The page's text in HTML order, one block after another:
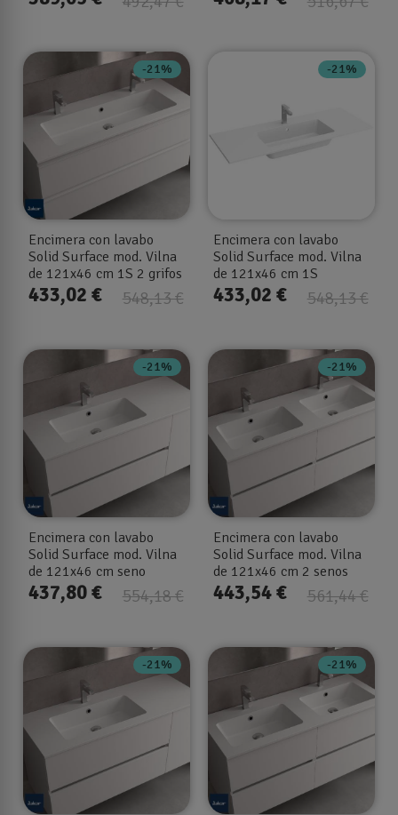
-21%
Encimera con lavabo
Solid Surface mod. Vilna
de 121x46 cm 1S 2 grifos
548,13 €
433,02 €
-21%
Encimera con lavabo
Solid Surface mod. Vilna
de 121x46 cm 1S
548,13 €
433,02 €
-21%
Encimera con lavabo
Solid Surface mod. Vilna
de 121x46 cm seno
desplazado I-d
554,18 €
437,80 €
-21%
Encimera con lavabo
Solid Surface mod. Vilna
de 121x46 cm 2 senos
561,44 €
443,54 €
-21% -21%